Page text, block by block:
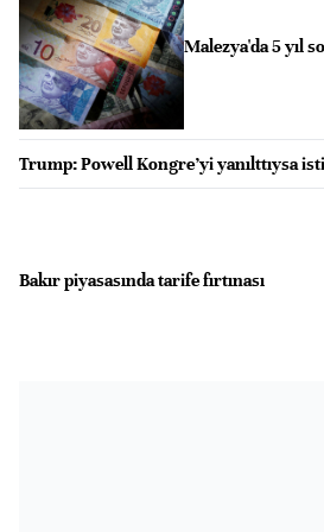
Malezya'da 5 yıl
Trump: Powell Kongre’yi yanılttıysa
Bakır piyasasında tarife fırtınası